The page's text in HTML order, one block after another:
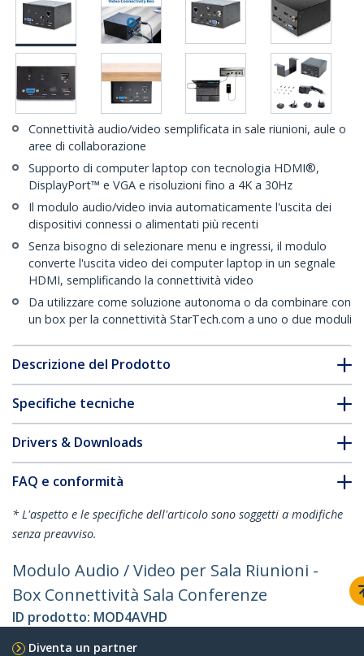
Connettività audio/video semplificata in sale riunioni, aule o
aree di collaborazione
Supporto di computer laptop con tecnologia HDMI®,
DisplayPort™ e VGA e risoluzioni fino a 4K a 30Hz
Il modulo audio/video invia automaticamente l'uscita dei
dispositivi connessi o alimentati più recenti
Senza bisogno di selezionare menu e ingressi, il modulo
converte l'uscita video dei computer laptop in un segnale
HDMI, semplificando la connettività video
Da utilizzare come soluzione autonoma o da combinare con
un box per la connettività StarTech.com a uno o due moduli
Descrizione del Prodotto
Specifiche tecniche
Drivers & Downloads
FAQ e conformità
* L'aspetto e le specifiche dell'articolo sono soggetti a modifiche
senza preavviso.
Modulo Audio / Video per Sala Riunioni -
Box Connettività Sala Conferenze
ID prodotto: MOD4AVHD
Diventa un partner